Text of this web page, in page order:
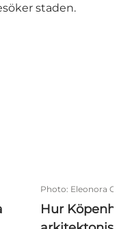
staden.
Photo: Eleonora
Hur